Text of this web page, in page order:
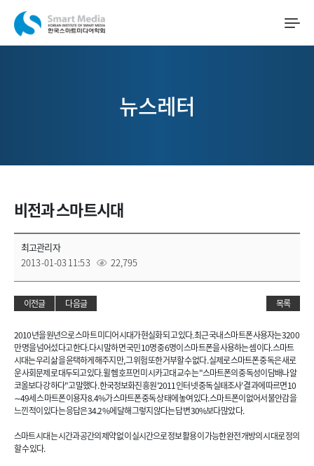
뉴스레터
비전과 스마트시대
최고관리자
2013-01-03 11:53
22,795
이전글 다음글 목록
2010년을 원년으로 스마트 미디어 시대가 현실화 되고 있다. 최근 국내 스마트폰 사용자는 3200
만 명을 넘어섰다고 한다. 다시 말하면 국민 10명 중 6명이 스마트폰을 사용하는 셈이다. 스마트
시대는 우리 삶을 윤택하게 해주지만, 그 위험 또한 거부할 수 없다. 실제로 스마트폰 중독은 새로
운 사회문제로 대두되고 있다. 윌헴 호프먼 미 시카고대 교수는 "스마트폰의 중독성이 담배나 알
코올보다 강하다"고 말했다. 한국정보화진흥원 '2011 인터넷 중독 실태조사' 결과에 따르면 10
∼49세 스마트폰 이용자 8.4%가 스마트폰 중독 상태에 놓여 있다. 스마트폰이 없어서 불안감을
느낀 적이 있다는 응답은 34.2%에 달해 그렇지 않다는 답변 30%보다 많았다.
스마트 시대는 시간과 공간의 제약 없이 실시간으로 정보 활용이 가능한 완전 개방의 시대로 정의
할 수 있다.